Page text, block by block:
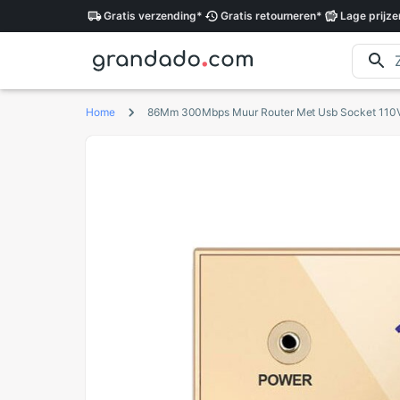
Gratis verzending* Gratis retourneren* Lage
Home